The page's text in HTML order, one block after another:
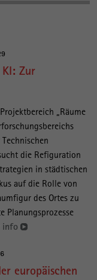
Zur
„Räume
die Refiguration
in städtischen
auf die Rolle von
des Ortes zu
Planungsprozesse
info
europäischen